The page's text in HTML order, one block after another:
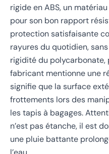
rigide en ABS, un
pour son bon rapport
protection satisfaisante
rayures du quotidien,
rigidité du polycarbonate,
fabricant mentionne une
signifie que la surface
frottements lors des
les tapis à bagages.
n’est pas étanche, il est
une pluie battante